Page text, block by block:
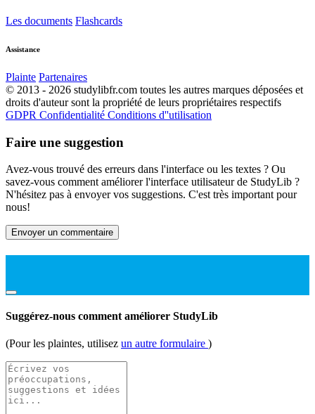
Les documents Flashcards
Assistance
Plainte Partenaires
© 2013 - 2026 studylibfr.com toutes les autres marques déposées et
droits d'auteur sont la propriété de leurs propriétaires respectifs
GDPR Confidentialité Conditions d''utilisation
Faire une suggestion
Avez-vous trouvé des erreurs dans l'interface ou les textes ? Ou
savez-vous comment améliorer l'interface utilisateur de StudyLib ?
N'hésitez pas à envoyer vos suggestions. C'est très important pour
nous!
Envoyer un commentaire
Suggérez-nous comment améliorer StudyLib
(Pour les plaintes, utilisez un autre formulaire )